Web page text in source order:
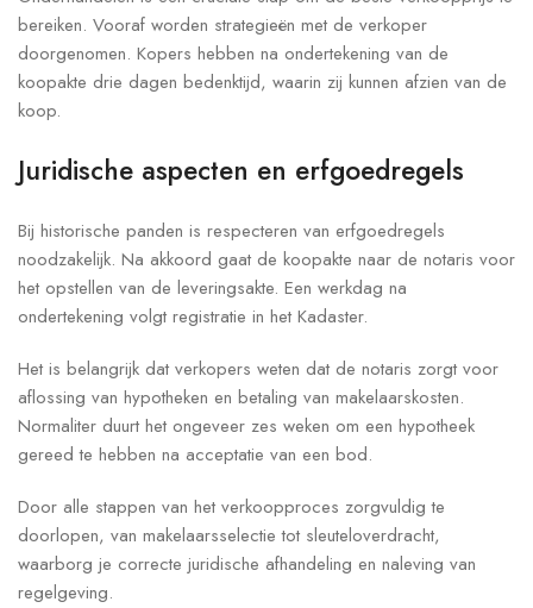
bereiken. Vooraf worden strategieën met de verkoper
doorgenomen. Kopers hebben na ondertekening van de
koopakte drie dagen bedenktijd, waarin zij kunnen afzien van de
koop.
Juridische aspecten en erfgoedregels
Bij historische panden is respecteren van erfgoedregels
noodzakelijk. Na akkoord gaat de koopakte naar de notaris voor
het opstellen van de leveringsakte. Een werkdag na
ondertekening volgt registratie in het Kadaster.
Het is belangrijk dat verkopers weten dat de notaris zorgt voor
aflossing van hypotheken en betaling van makelaarskosten.
Normaliter duurt het ongeveer zes weken om een hypotheek
gereed te hebben na acceptatie van een bod.
Door alle stappen van het verkoopproces zorgvuldig te
doorlopen, van makelaarsselectie tot sleuteloverdracht,
waarborg je correcte juridische afhandeling en naleving van
regelgeving.